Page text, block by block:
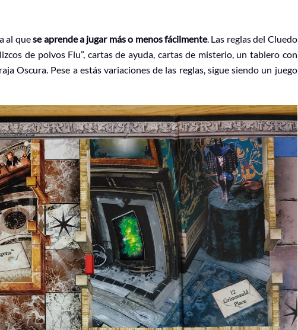
al quese aprende a jugar más o menos fácilmente. Las reglas del Cluedo
de polvos Flu”, cartas de ayuda, cartas de misterio, un tablero con
Oscura. Pese a estás variaciones de las reglas, sigue siendo un juego